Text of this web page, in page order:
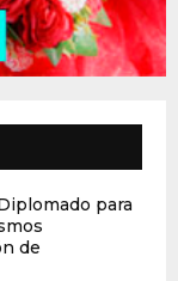
para
de